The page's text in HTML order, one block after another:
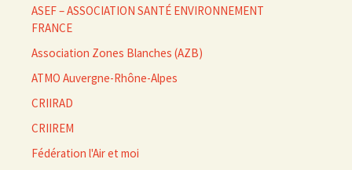
ASEF – ASSOCIATION SANTÉ ENVIRONNEMENT
FRANCE
Association Zones Blanches (AZB)
ATMO Auvergne-Rhône-Alpes
CRIIRAD
CRIIREM
Fédération l'Air et moi